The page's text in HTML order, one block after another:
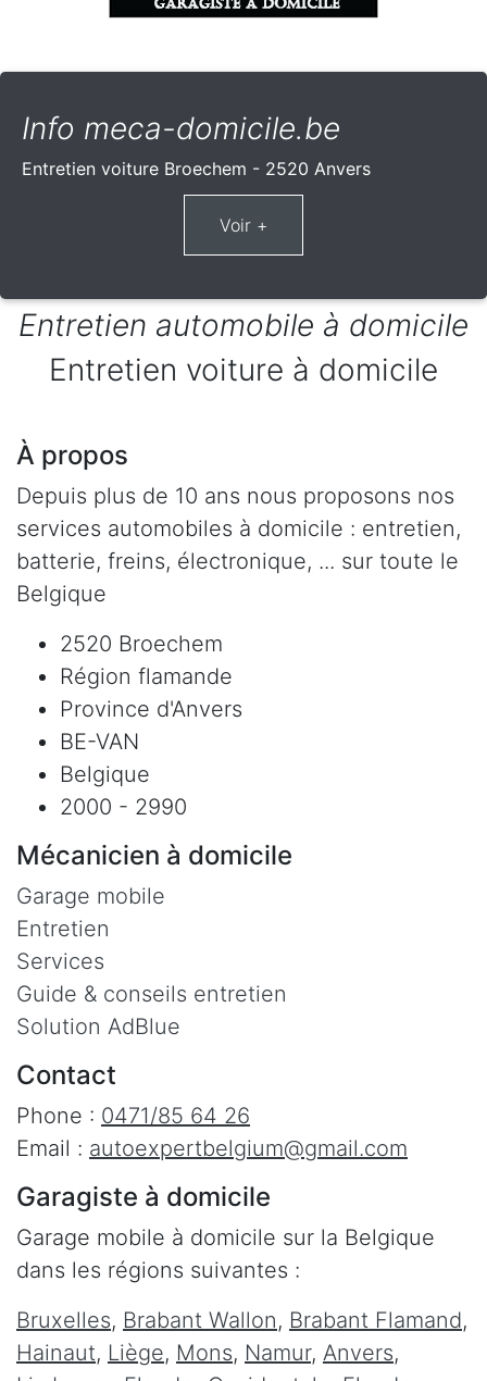
Info meca-domicile.be
Entretien voiture Broechem - 2520 Anvers
Entretien automobile à domicile
Entretien voiture à domicile
À propos
Depuis plus de 10 ans nous proposons nos
services automobiles à domicile : entretien,
batterie, freins, électronique, ... sur toute le
Belgique
2520 Broechem
Région flamande
Province d'Anvers
BE-VAN
Belgique
2000 - 2990
Mécanicien à domicile
Garage mobile
Entretien
Services
Guide & conseils entretien
Solution AdBlue
Contact
Phone : 0471/85 64 26
Email : autoexpertbelgium@gmail.com
Garagiste à domicile
Garage mobile à domicile sur la Belgique
dans les régions suivantes :
Bruxelles, Brabant Wallon, Brabant Flamand,
Hainaut, Liège, Mons, Namur, Anvers,